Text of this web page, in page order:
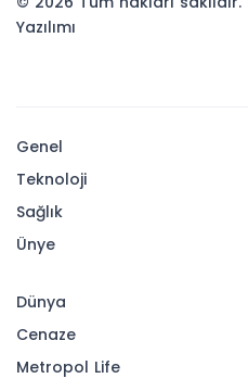
Başkanı
Eşi Candan
Tuncay Kiraz’ın eşi
bugün Korgan’da
Abone Ol